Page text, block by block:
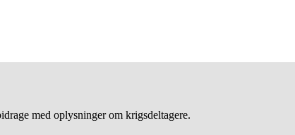
med oplysninger om krigsdeltagere.